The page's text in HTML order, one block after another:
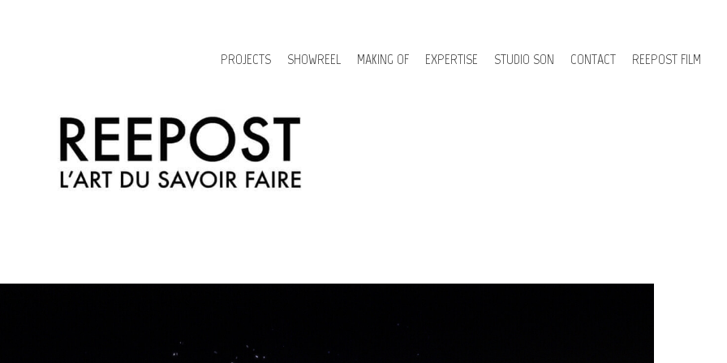
PROJECTS SHOWREEL MAKING OF EXPERTISE STUDIO SON CONTACT REEPOST FILM